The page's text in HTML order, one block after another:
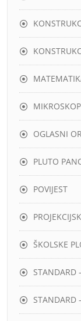
OGLASNI
PLUTO
POVIJEST
ŠKOLSKE
STANDARD
STANDARD